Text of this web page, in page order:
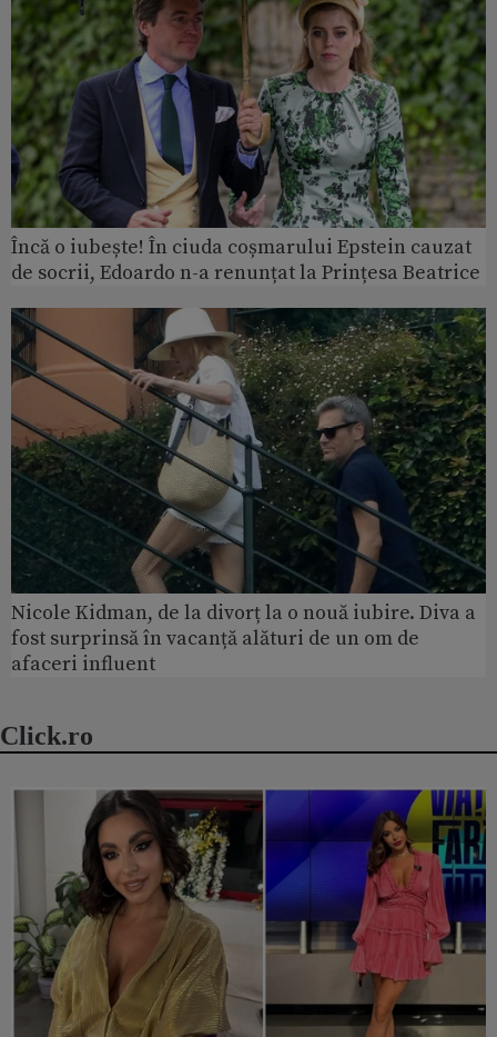
Încă o iubește! În ciuda coșmarului Epstein cauzat
de socrii, Edoardo n-a renunțat la Prințesa Beatrice
Nicole Kidman, de la divorț la o nouă iubire. Diva a
fost surprinsă în vacanță alături de un om de
afaceri influent
Click.ro